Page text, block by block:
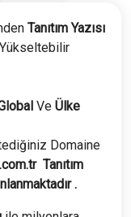
Tanıtım Yazısı
Yükseltebilir
Ve Ülke
Domaine
.com.tr Tanıtım
.